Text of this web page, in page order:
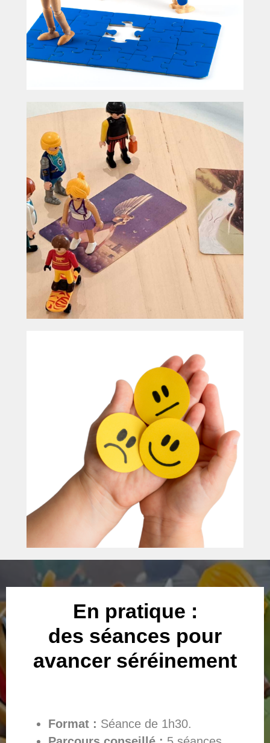
En pratique :
des séances pour
avancer séréinement
Format : Séance de 1h30.